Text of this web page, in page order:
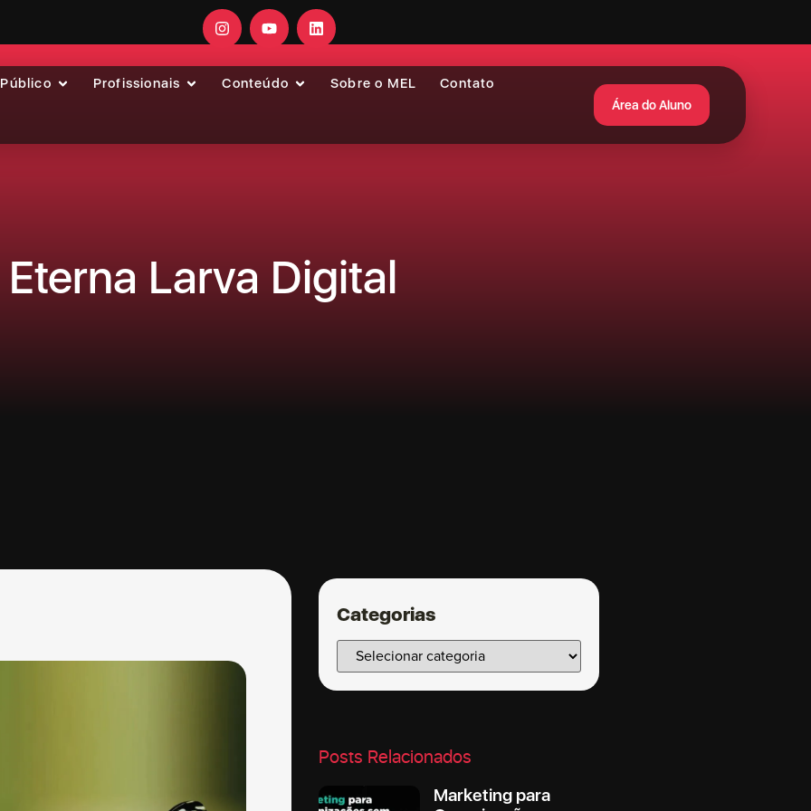
Profissionais Conteúdo Sobre o MEL Contato
Área do Aluno
Larva Digital
Categorias
Posts Relacionados
Marketing para